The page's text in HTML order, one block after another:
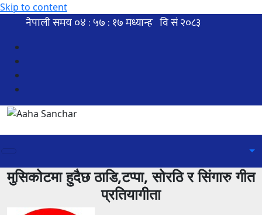
Skip to content
मुसिकोटमा हुदैछ ठाडि,टप्पा, सोरठि र सिंगारु गीत
प्रतियागीता